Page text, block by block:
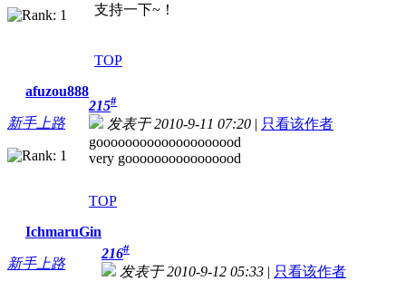
支持一下~！
TOP
afuzou888
新手上路
215#
发表于 2010-9-11 07:20 | 只看该作者
goooooooooooooooooood
very goooooooooooooood
TOP
IchmaruGin
新手上路
216#
发表于 2010-9-12 05:33 | 只看该作者